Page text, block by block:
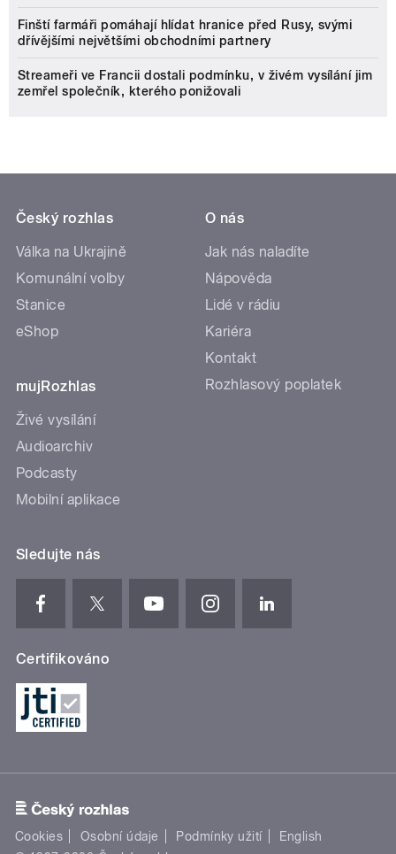
Finští farmáři pomáhají hlídat hranice před Rusy, svými
dřívějšími největšími obchodními partnery
Streameři ve Francii dostali podmínku, v živém vysílání jim
zemřel společník, kterého ponižovali
Český rozhlas
Válka na Ukrajině
Komunální volby
Stanice
eShop
mujRozhlas
Živé vysílání
Audioarchiv
Podcasty
Mobilní aplikace
O nás
Jak nás naladíte
Nápověda
Lidé v rádiu
Kariéra
Kontakt
Rozhlasový poplatek
Sledujte nás
Certifikováno
Cookies Osobní údaje Podmínky užití
English